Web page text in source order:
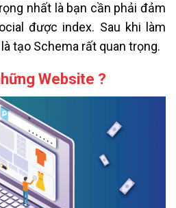
nhất là bạn cần phải đảm
được index. Sau khi làm
tạo Schema rất quan trọng.
Website ?